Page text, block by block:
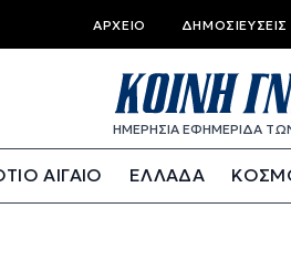
Top
ΑΡΧΕΊΟ ΔΗΜΟΣΙΕΎΣΕΙΣ
ΗΜΕΡΗΣΙΑ ΕΦΗΜΕΡΙΔΑ
ΑΙΓΑΙΟ ΕΛΛΑΔΑ